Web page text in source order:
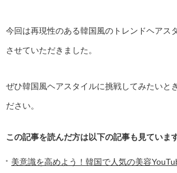
今回は再現性のある韓国風のトレンドヘアス
させていただきました。
ぜひ韓国風ヘアスタイルに挑戦してみたいと
ださい。
この記事を読んだ方は以下の記事も見ています
美意識を高めよう！韓国で人気の美容